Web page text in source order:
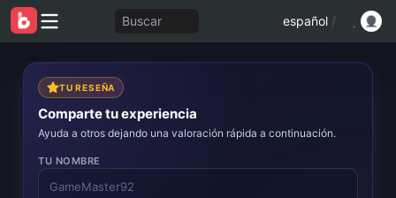
Buscar español /
TU RESEÑA
Comparte tu experiencia
Ayuda a otros dejando una valoración rápida a continuación.
TU NOMBRE